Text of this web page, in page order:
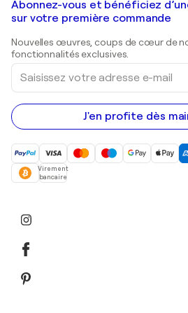
Shepard Fairey
Peintures de paysage
Estampes
Peintures acryliques
Galeries d'art en France
Galeries d'art en Belgique
Abonnez-vous et bénéficiez
sur votre première commande
Nouvelles œuvres, coups de cœur de
fonctionnalités exclusives.
Saisissez
votre
adresse
e-
mail
J'en profite dès
Virement
bancaire